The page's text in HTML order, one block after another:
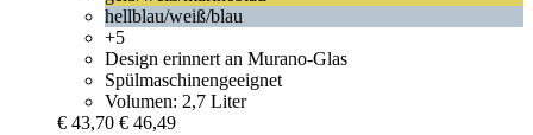
hellblau/weiß/blau
+5
Design erinnert an Murano-Glas
Spülmaschinengeeignet
Volumen: 2,7 Liter
€ 43,70 € 46,49